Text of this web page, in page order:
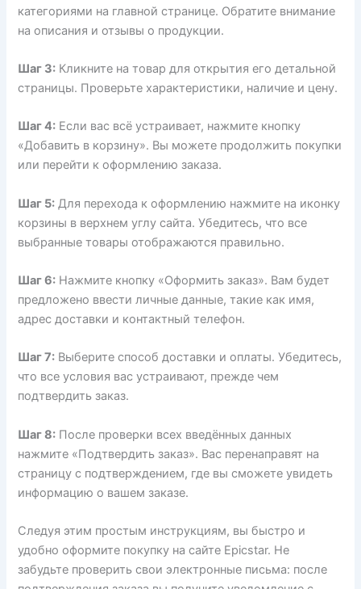
категориями на главной странице. Обратите внимание
на описания и отзывы о продукции.
Шаг 3: Кликните на товар для открытия его детальной
страницы. Проверьте характеристики, наличие и цену.
Шаг 4: Если вас всё устраивает, нажмите кнопку
«Добавить в корзину». Вы можете продолжить покупки
или перейти к оформлению заказа.
Шаг 5: Для перехода к оформлению нажмите на иконку
корзины в верхнем углу сайта. Убедитесь, что все
выбранные товары отображаются правильно.
Шаг 6: Нажмите кнопку «Оформить заказ». Вам будет
предложено ввести личные данные, такие как имя,
адрес доставки и контактный телефон.
Шаг 7: Выберите способ доставки и оплаты. Убедитесь,
что все условия вас устраивают, прежде чем
подтвердить заказ.
Шаг 8: После проверки всех введённых данных
нажмите «Подтвердить заказ». Вас перенаправят на
страницу с подтверждением, где вы сможете увидеть
информацию о вашем заказе.
Следуя этим простым инструкциям, вы быстро и
удобно оформите покупку на сайте Epicstar. Не
забудьте проверить свои электронные письма: после